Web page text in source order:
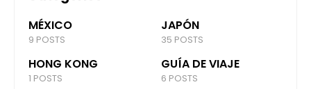
MÉXICO
9 POSTS
JAPÓN
35 POSTS
HONG KONG
1 POSTS
GUÍA DE VIAJE
6 POSTS